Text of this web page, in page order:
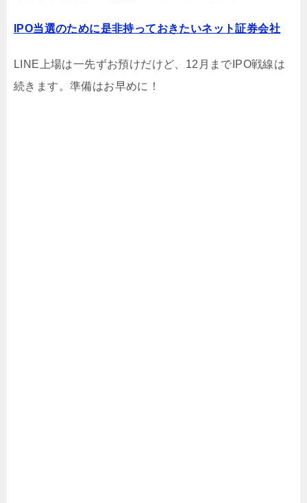
IPO当選のために是非持っておきたいネット証券会社
LINE上場は一先ずお預けだけど、12月までIPO戦線は
続きます。準備はお早めに！